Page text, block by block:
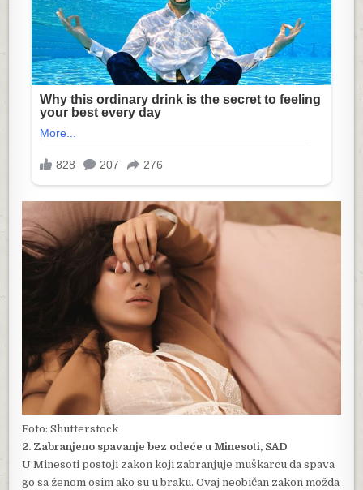
Foto: Shutterstock
2. Zabranjeno spavanje bez odeće u Minesoti, SAD
U Minesoti postoji zakon koji zabranjuje muškarcu da spava
go sa ženom osim ako su u braku. Ovaj neobičan zakon možda